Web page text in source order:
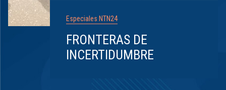
Especiales NTN24
FRONTERAS DE
INCERTIDUMBRE